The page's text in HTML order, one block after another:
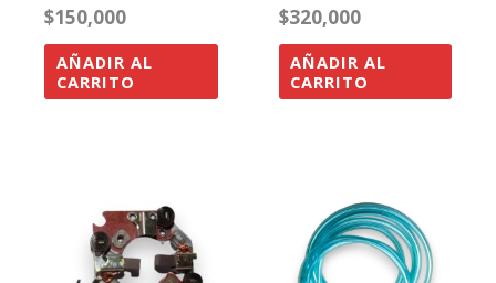
$150,000
AÑADIR AL
CARRITO
$320,000
AÑADIR AL
CARRITO